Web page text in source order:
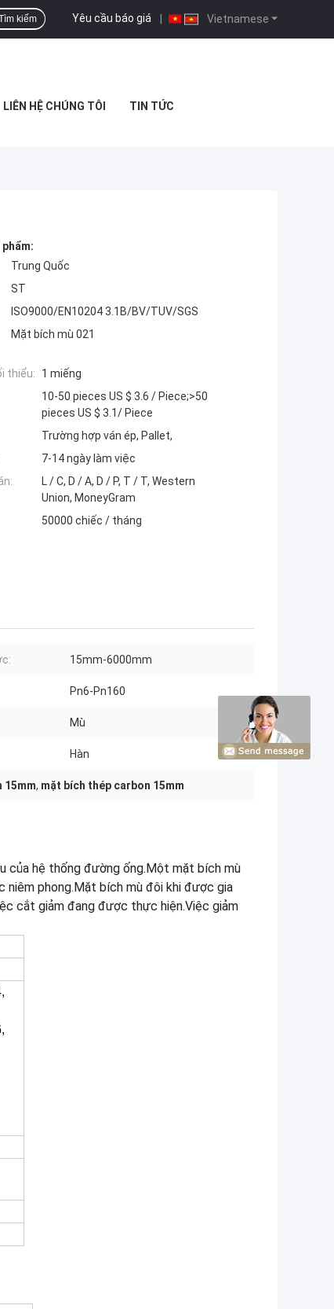
Vietnamese
Yêu cầu báo giá |
kiếm
LIÊN HỆ CHÚNG TÔI TIN TỨC
Trung Quốc
ST
ISO9000/EN10204 3.1B/BV/TUV/SGS
Mặt bích mù 021
thiểu:
1 miếng
10-50 pieces US $ 3.6 / Piece;>50
pieces US $ 3.1/ Piece
Trường hợp ván ép, Pallet,
7-14 ngày làm việc
L / C, D / A, D / P, T / T, Western
Union, MoneyGram
50000 chiếc / tháng
15mm-6000mm
Pn6-Pn160
Mù
Hàn
15mm, mặt bích thép carbon 15mm
của hệ thống đường ống.Một mặt bích mù
phong.Mặt bích mù đôi khi được gia
cắt giảm đang được thực hiện.Việc giảm